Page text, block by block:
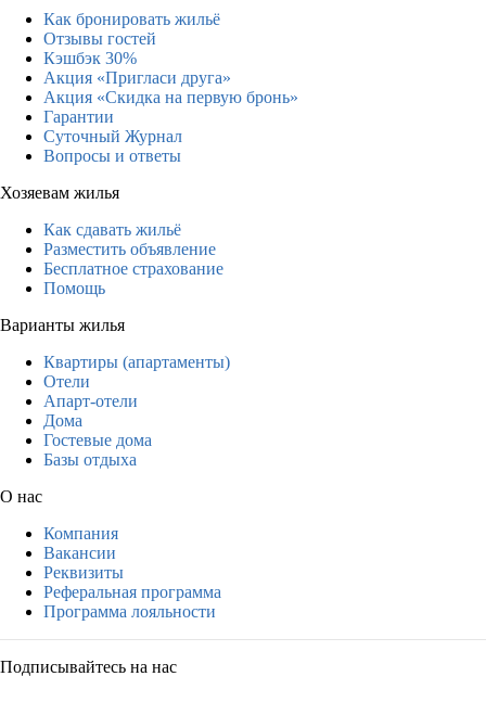
Как бронировать жильё
Отзывы гостей
Кэшбэк 30%
Акция «Пригласи друга»
Акция «Скидка на первую бронь»
Гарантии
Суточный Журнал
Вопросы и ответы
Хозяевам жилья
Как сдавать жильё
Разместить объявление
Бесплатное страхование
Помощь
Варианты жилья
Квартиры (апартаменты)
Отели
Апарт-отели
Дома
Гостевые дома
Базы отдыха
О нас
Компания
Вакансии
Реквизиты
Реферальная программа
Программа лояльности
Подписывайтесь на нас